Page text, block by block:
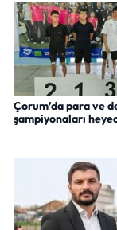
Çorum’da para ve
şampiyonaları